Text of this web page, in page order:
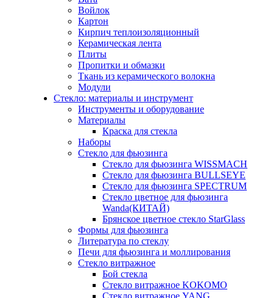
Войлок
Картон
Кирпич теплоизоляционный
Керамическая лента
Плиты
Пропитки и обмазки
Ткань из керамического волокна
Модули
Стекло: материалы и инструмент
Инструменты и оборудование
Материалы
Краска для стекла
Наборы
Стекло для фьюзинга
Стекло для фьюзинга WISSMACH
Стекло для фьюзинга BULLSEYE
Стекло для фьюзинга SPECTRUM
Стекло цветное для фьюзинга
Wanda(КИТАЙ)
Брянское цветное стекло StarGlass
Формы для фьюзинга
Литература по стеклу
Печи для фьюзинга и моллирования
Стекло витражное
Бой стекла
Стекло витражное KOKOMO
Стекло витражное YANG